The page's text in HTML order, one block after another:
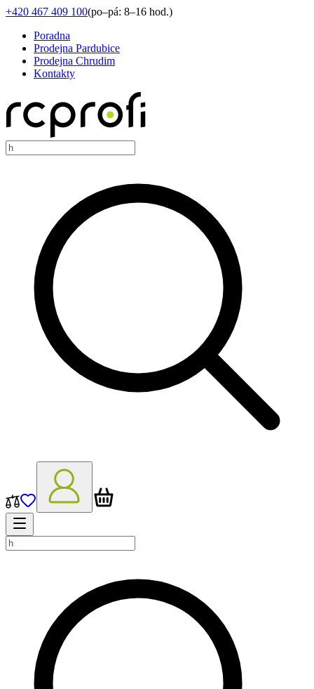
+420 467 409 100(po–pá: 8–16 hod.)
Poradna
Prodejna Pardubice
Prodejna Chrudim
Kontakty